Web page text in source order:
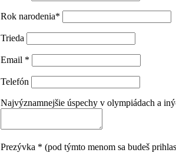
Rok narodenia*
Trieda
Email *
Telefón
Najvýznamnejšie úspechy v olympiádach a
Prezývka * (pod týmto menom sa budeš